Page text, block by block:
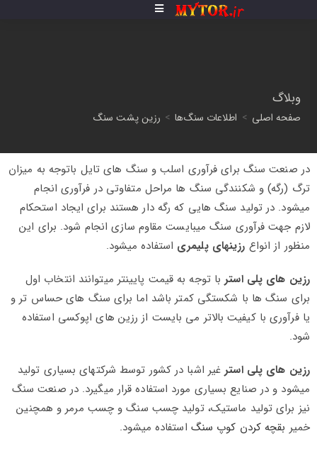
وبلاگ
صفحه اصلی > اطلاعات سنگ‌ها > رزین پشت سنگ
در صنعت سنگ برای فرآوری اسلب و سنگ های تایل باتوجه به میزان
ترگ (رگه) و شکنندگی سنگ ها مراحل متفاوتی در فرآوری انجام
میشود. در تولید سنگ هایی که رگه دار هستند برای ایجاد استحکام
لازم جهت فرآوری سنگ میبایست مقاوم سازی انجام شود. برای این
منظور از انواع رزینهای پلیمری استفاده میشود.
رزین های پلی استربا توجه به قیمت پایینتر میتوانند انتخاب اول
برای سنگ ها با شکستگی کمتر باشد اما برای سنگ های حساس تر و
یا فرآوری با کیفیت بالاتر می بایست از رزین های اپوکسی استفاده
شود.
رزین های پلی استرغیر اشبا در کشور توسط شرکتهای بسیاری تولید
میشود و در صنایع بسیاری مورد استفاده قرار میگیرد. در صنعت سنگ
نیز برای تولید ماستیک، تولید چسب سنگ و چسب مرمر و همچنین
خمیر بقچه کردن کوپ سنگ استفاده میشود.